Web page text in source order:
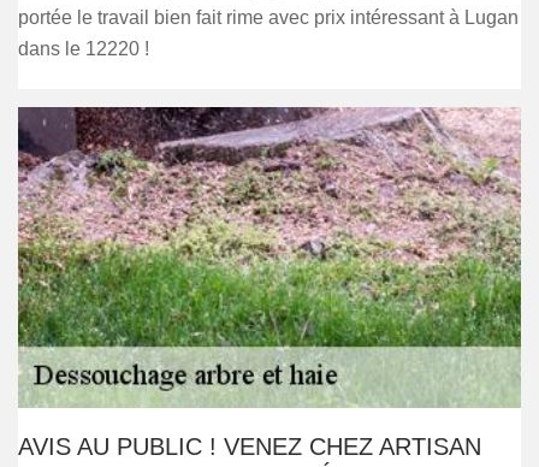
portée le travail bien fait rime avec prix intéressant à Lugan
dans le 12220 !
AVIS AU PUBLIC ! VENEZ CHEZ ARTISAN